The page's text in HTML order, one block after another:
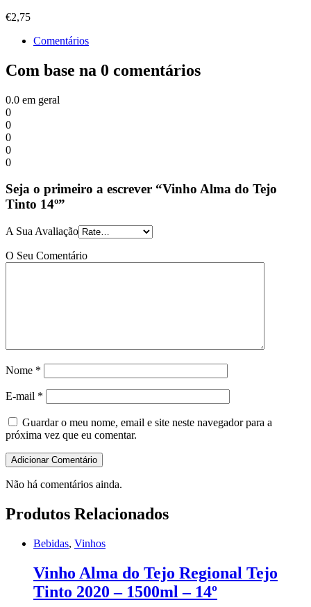
€2,75
Comentários
Com base na 0 comentários
0.0 em geral
0
0
0
0
0
Seja o primeiro a escrever “Vinho Alma do Tejo
Tinto 14º”
A Sua Avaliação
O Seu Comentário
Nome *
E-mail *
Guardar o meu nome, email e site neste navegador para a
próxima vez que eu comentar.
Não há comentários ainda.
Produtos Relacionados
Bebidas, Vinhos
Vinho Alma do Tejo Regional Tejo
Tinto 2020 – 1500ml – 14º